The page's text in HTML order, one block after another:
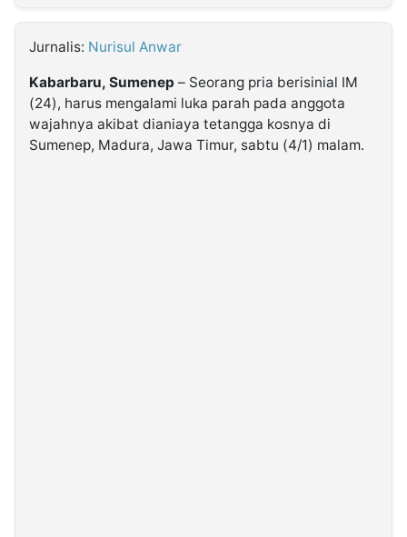
TREETAN
MULTIMEDIA
INDONESIA
Partner
Insight
Suara
Lens
Daily
Jalan
Idealita
Kita
Dinamikapost.com
Radar
Seedbacklink
Jurnalis: Nurisul Anwar
Kabarbaru, Sumenep – Seorang pria berisinial IM
(24), harus mengalami luka parah pada anggota
wajahnya akibat dianiaya tetangga kosnya di
Sumenep, Madura, Jawa Timur, sabtu (4/1) malam.